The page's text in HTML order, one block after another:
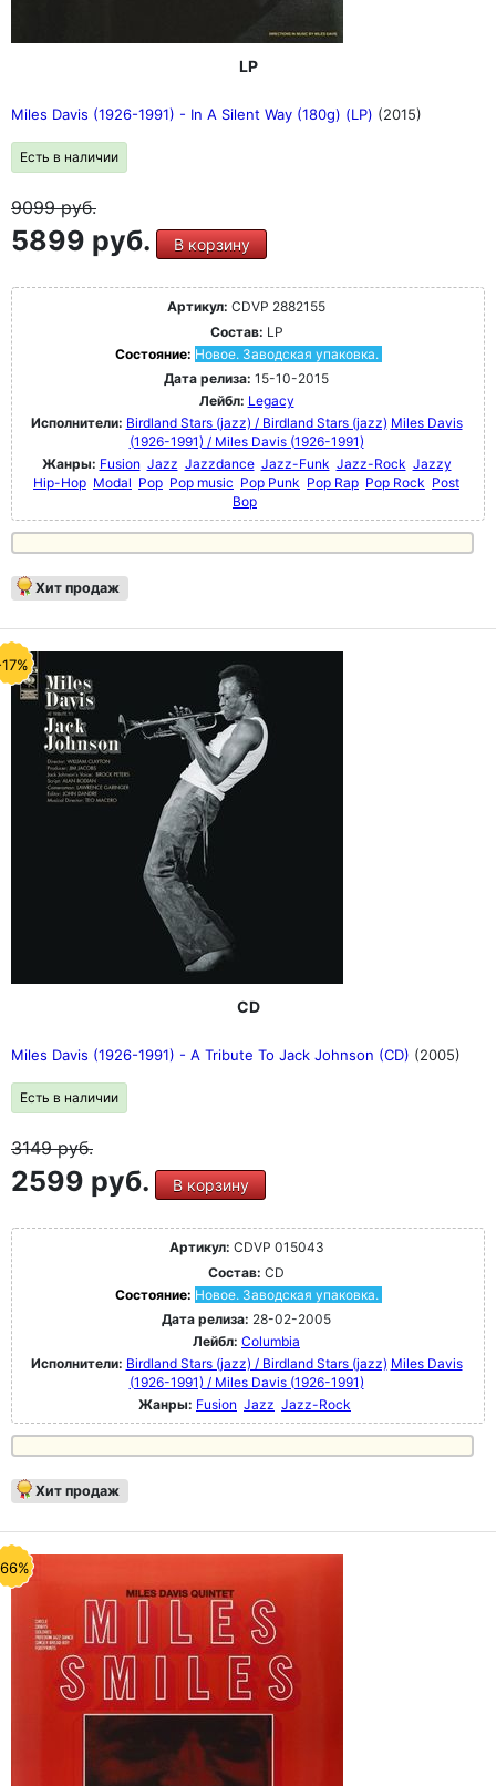
LP
Miles Davis (1926-1991) - In A Silent Way (180g) (LP) (2015)
Есть в наличии
9099руб.
5899 руб. В корзину
Артикул: CDVP 2882155
Состав: LP
Состояние: Новое. Заводская упаковка.
Дата релиза: 15-10-2015
Лейбл: Legacy
Исполнители: Birdland Stars (jazz) / Birdland Stars (jazz) Miles Davis
(1926-1991) / Miles Davis (1926-1991)
Жанры: Fusion Jazz Jazzdance Jazz-Funk Jazz-Rock Jazzy
Hip-Hop Modal Pop Pop music Pop Punk Pop Rap Pop Rock Post
Bop
Хит продаж
CD
Miles Davis (1926-1991) - A Tribute To Jack Johnson (CD) (2005)
Есть в наличии
3149руб.
2599 руб. В корзину
Артикул: CDVP 015043
Состав: CD
Состояние: Новое. Заводская упаковка.
Дата релиза: 28-02-2005
Лейбл: Columbia
Исполнители: Birdland Stars (jazz) / Birdland Stars (jazz) Miles Davis
(1926-1991) / Miles Davis (1926-1991)
Жанры: Fusion Jazz Jazz-Rock
Хит продаж